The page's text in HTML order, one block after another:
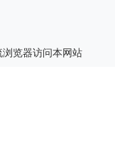
浏览器访问本网站